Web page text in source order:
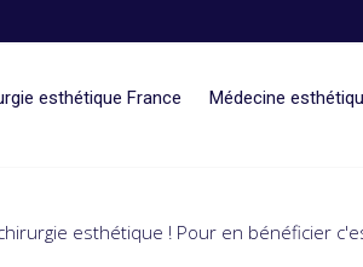
esthétique France Médecine
esthétique ! Pour en bénéficier